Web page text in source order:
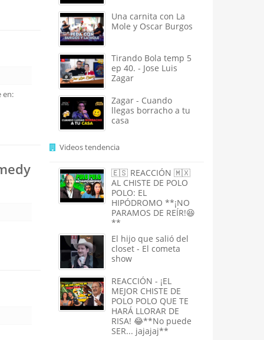
en:
Una carnita con La
Mole y Oscar Burgos
Tirando Bola temp 5
ep 40. - Jose Luis
Zagar
Zagar - Cuando
llegas borracho a tu
casa
Videos tendencia
🇪🇸 REACCIÓN 🇲🇽
AL CHISTE DE POLO
POLO: EL
HIPÓDROMO **¡NO
PARAMOS DE REÍR!😆
**
El hijo que salió del
closet - El cometa
show
REACCIÓN - ¡EL
MEJOR CHISTE DE
POLO POLO QUE TE
HARÁ LLORAR DE
RISA! 😂**No puede
SER... jajajaj**